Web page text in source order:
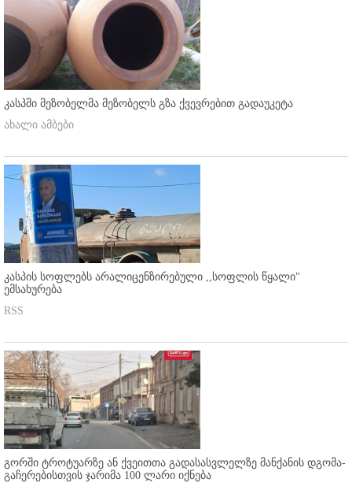
კასპში მეზობელმა მეზობელს გზა ქვევრებით გადაუკეტა
ახალი ამბები
კასპის სოფლებს არალიცენზირებული ,,სოფლის წყალი"
ემსახურება
RSS
გორში ტროტუარზე ან ქვეითთა გადასასვლელზე მანქანის დგომა-
გაჩერებისთვის ჯარიმა 100 ლარი იქნება